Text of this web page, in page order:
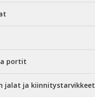
portit
jalat ja kiinnitystarvikkeet